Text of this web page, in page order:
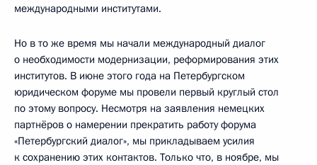
международными институтами.
Но в то же время мы начали международный диалог
о необходимости модернизации, реформирования этих
институтов. В июне этого года на Петербургском
юридическом форуме мы провели первый круглый стол
по этому вопросу. Несмотря на заявления немецких
партнёров о намерении прекратить работу форума
«Петербургский диалог», мы прикладываем усилия
к сохранению этих контактов. Только что, в ноябре, мы